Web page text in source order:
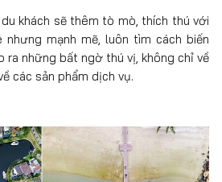
khách sẽ thêm tò mò, thích thú với
mạnh mẽ, luôn tìm cách biến
ra những bất ngờ thú vị, không chỉ về
các sản phẩm dịch vụ.